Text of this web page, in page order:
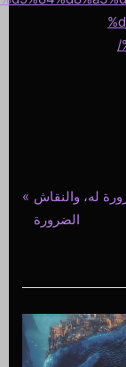
له، والنقاش
الضرورة